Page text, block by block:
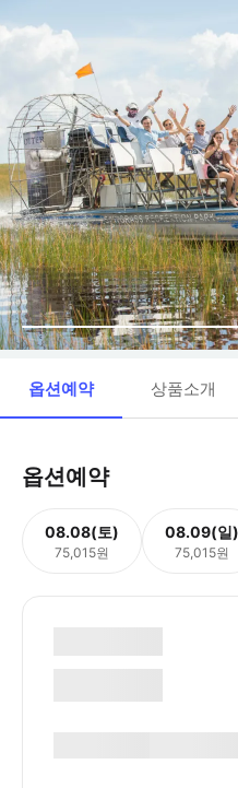
옵션예약 상품소개
옵션예약
08.08(토)
75,015원
08.09(일)
75,015원